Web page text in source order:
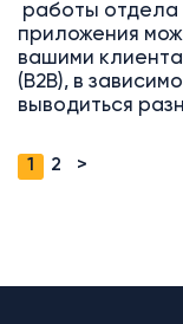
работы отдела
приложения
вашими
(B2B), в
выводиться
1 2 >